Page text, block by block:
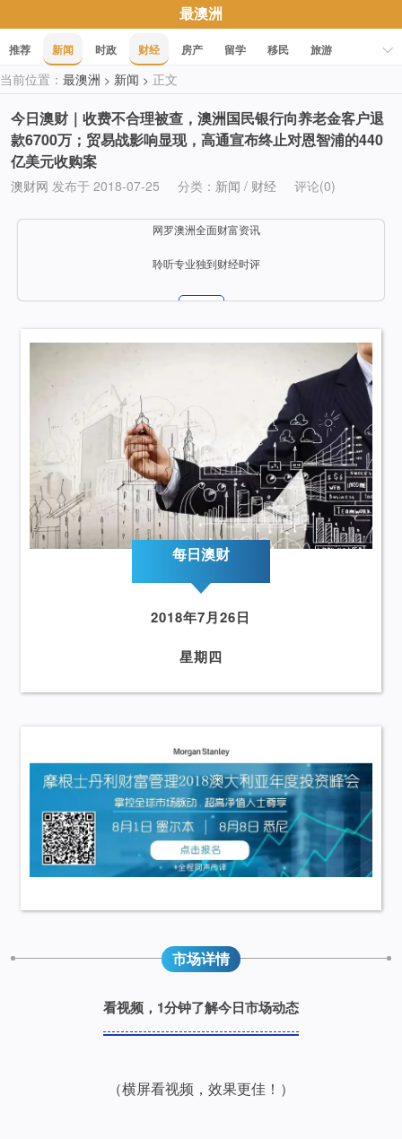
最澳洲
推荐 新闻 时政 财经 房产 留学 移民
旅游
科技
职场 美食 文化
当前位置： 最澳洲 > 新闻 > 正文
今日澳财｜收费不合理被查，澳洲国民银行向养老金客户退
款6700万；贸易战影响显现，高通宣布终止对恩智浦的440
亿美元收购案
澳财网 发布于 2018-07-25 分类： 新闻 / 财经 评论(0)
网罗澳洲全面财富资讯
聆听专业独到财经时评
每日澳财
2018年7月26日
星期四
市场详情
看视频，1分钟了解今日市场动态
（横屏看视频，效果更佳！）